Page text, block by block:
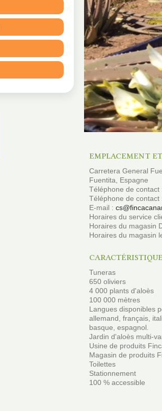
EMPLACEMENT
Carretera General
Fuentita, Espagne
Téléphone de contact
Téléphone de contact
E-mail :
Horaires du service
Horaires du magasin
Horaires du magasin
Tuneras
650 oliviers
4 000 plants d'aloès
100 000 mètres
Langues disponibles
allemand, français,
basque, espagnol.
Jardin d'aloès multi-
Usine de produits
Magasin de produits
Toilettes
Stationnement
100 % accessible